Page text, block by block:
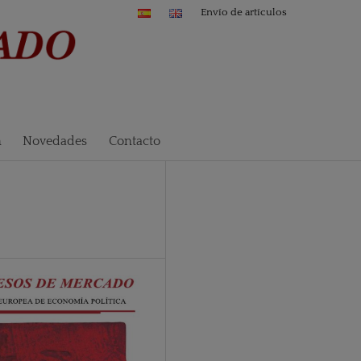
Novedades Contacto
Envío de artículos